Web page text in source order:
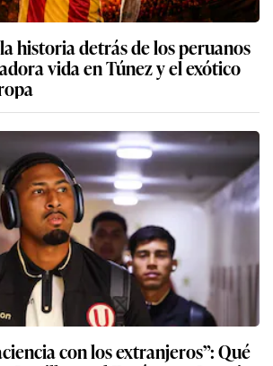
historia detrás de los peruanos
vida en Túnez y el exótico
con los extranjeros”: Qué